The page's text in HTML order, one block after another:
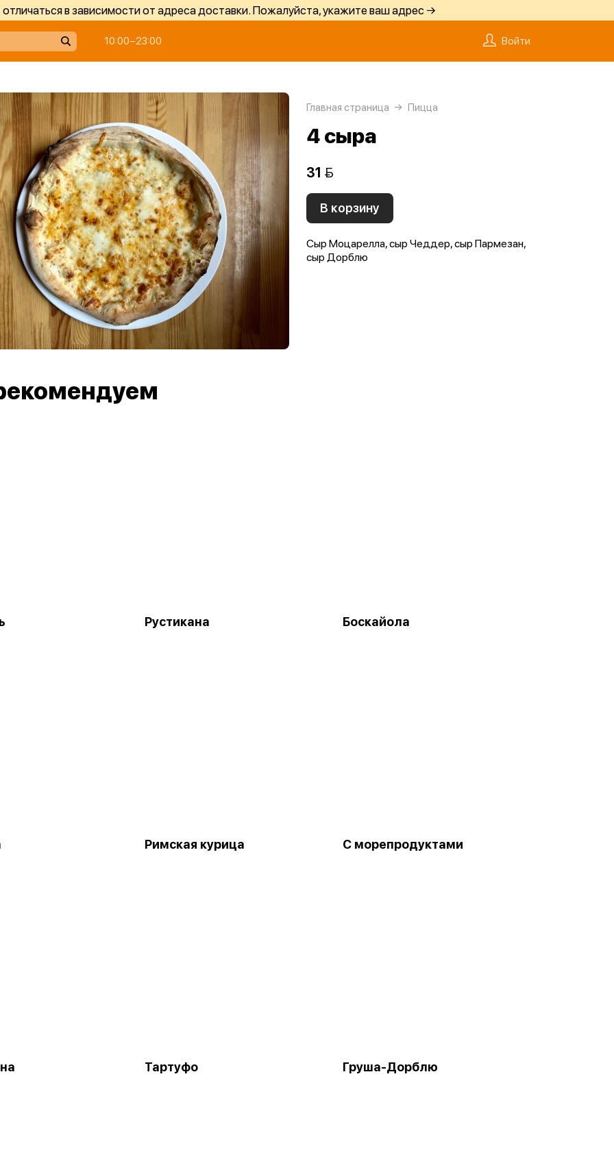
в зависимости от адреса доставки. Пожалуйста, укажите ваш адрес →
10:00−23:00 Войти
Главная страница Пицца
4 сыра
31 
В корзину
Сыр Моцарелла, сыр Чеддер, сыр Пармезан,
сыр Дорблю
Рустикана Боскайола
Римская курица С морепродуктами
Тартуфо Груша-Дорблю